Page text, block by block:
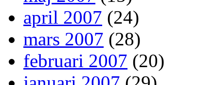
april 2007 (24)
mars 2007 (28)
februari 2007 (20)